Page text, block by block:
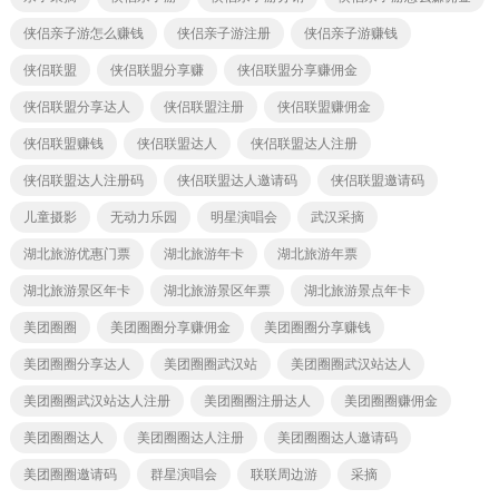
侠侣亲子游怎么赚钱 侠侣亲子游注册 侠侣亲子游赚钱
侠侣联盟 侠侣联盟分享赚 侠侣联盟分享赚佣金
侠侣联盟分享达人 侠侣联盟注册 侠侣联盟赚佣金
侠侣联盟赚钱 侠侣联盟达人 侠侣联盟达人注册
侠侣联盟达人注册码 侠侣联盟达人邀请码 侠侣联盟邀请码
儿童摄影 无动力乐园 明星演唱会 武汉采摘
湖北旅游优惠门票 湖北旅游年卡 湖北旅游年票
湖北旅游景区年卡 湖北旅游景区年票 湖北旅游景点年卡
美团圈圈 美团圈圈分享赚佣金 美团圈圈分享赚钱
美团圈圈分享达人 美团圈圈武汉站 美团圈圈武汉站达人
美团圈圈武汉站达人注册 美团圈圈注册达人 美团圈圈赚佣金
美团圈圈达人 美团圈圈达人注册 美团圈圈达人邀请码
美团圈圈邀请码 群星演唱会 联联周边游 采摘